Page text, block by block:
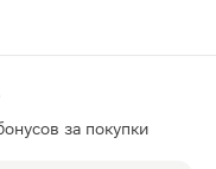
за покупки